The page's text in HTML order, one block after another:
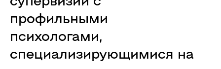
профильными
психологами,
специализирующимися на